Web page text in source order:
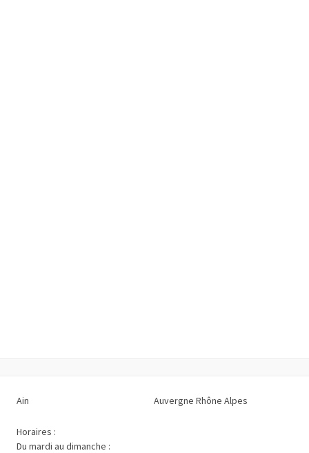
Ain Auvergne Rhône Alpes
Horaires :
Du mardi au dimanche :